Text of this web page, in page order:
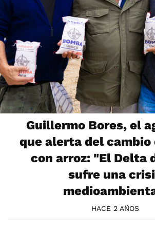
Guillermo Bores, el
que alerta del
con arroz: "El Delta
sufre una
HACE 2 AÑOS